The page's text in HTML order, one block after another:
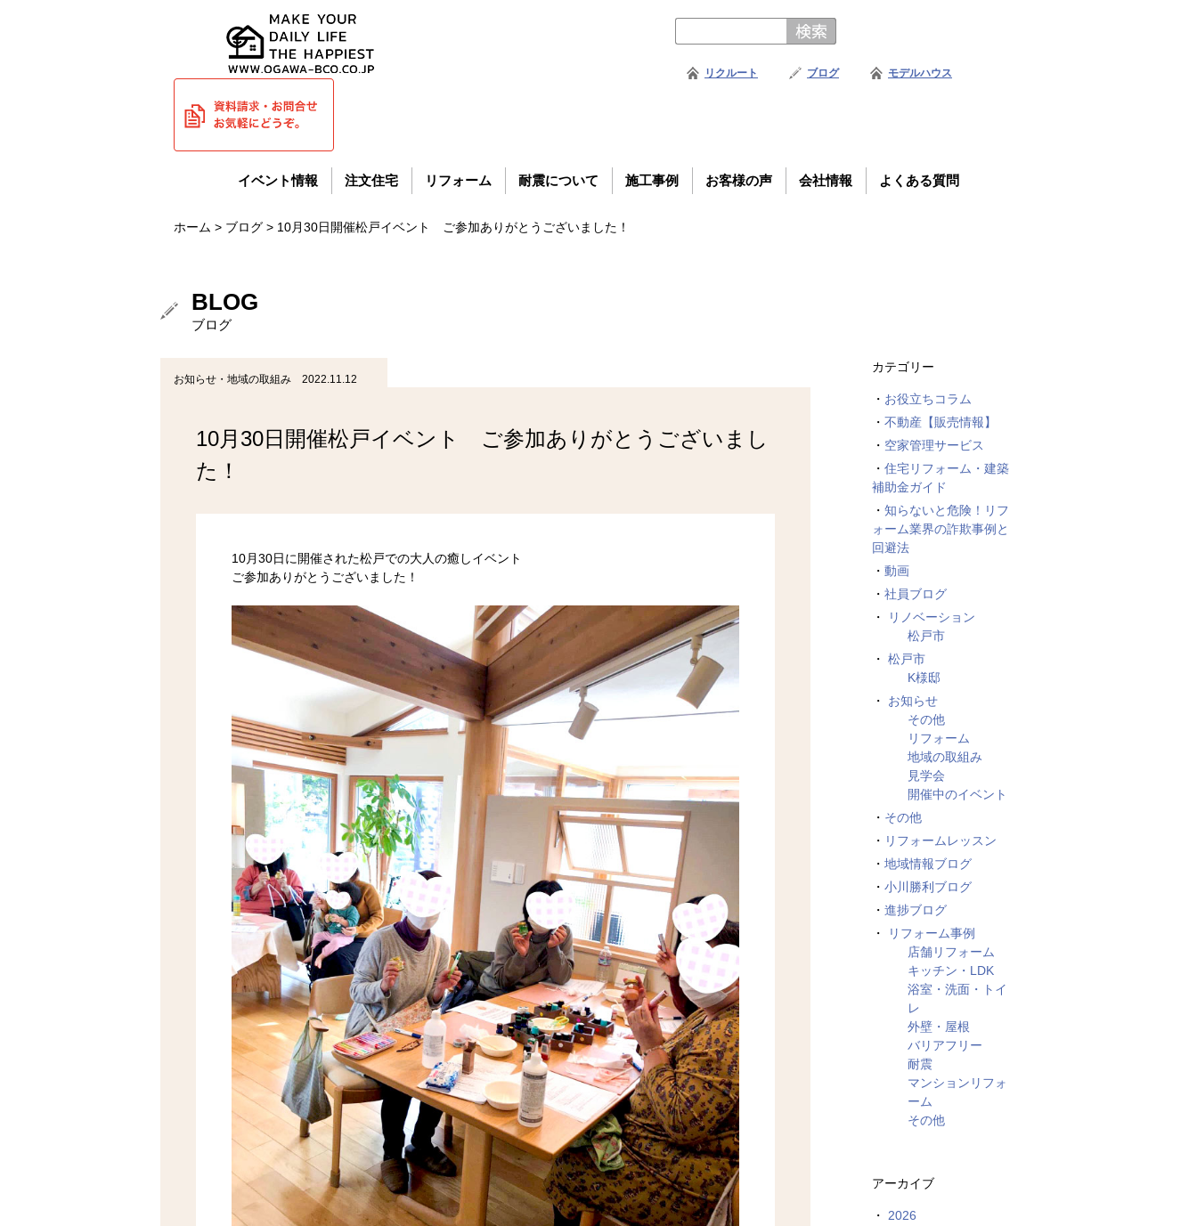
リクルート ブログ モデルハウス
イベント情報 注文住宅 リフォーム 耐震について 施工事例 お客様の声 会社情報 よくある質問
ホーム > ブログ > 10月30日開催松戸イベント ご参加ありがとうございました！
BLOG
ブログ
お知らせ・地域の取組み 2022.11.12
10月30日開催松戸イベント ご参加ありがとうございまし
た！
10月30日に開催された松戸での大人の癒しイベント
ご参加ありがとうございました！
カテゴリー
お役立ちコラム
不動産【販売情報】
空家管理サービス
住宅リフォーム・建築
補助金ガイド
知らないと危険！リフ
ォーム業界の詐欺事例と
回避法
動画
社員ブログ
リノベーション
松戸市
松戸市
K様邸
お知らせ
その他
リフォーム
地域の取組み
見学会
開催中のイベント
その他
リフォームレッスン
地域情報ブログ
小川勝利ブログ
進捗ブログ
リフォーム事例
店舗リフォーム
キッチン・LDK
浴室・洗面・トイ
レ
外壁・屋根
バリアフリー
耐震
マンションリフォ
ーム
その他
アーカイブ
2026